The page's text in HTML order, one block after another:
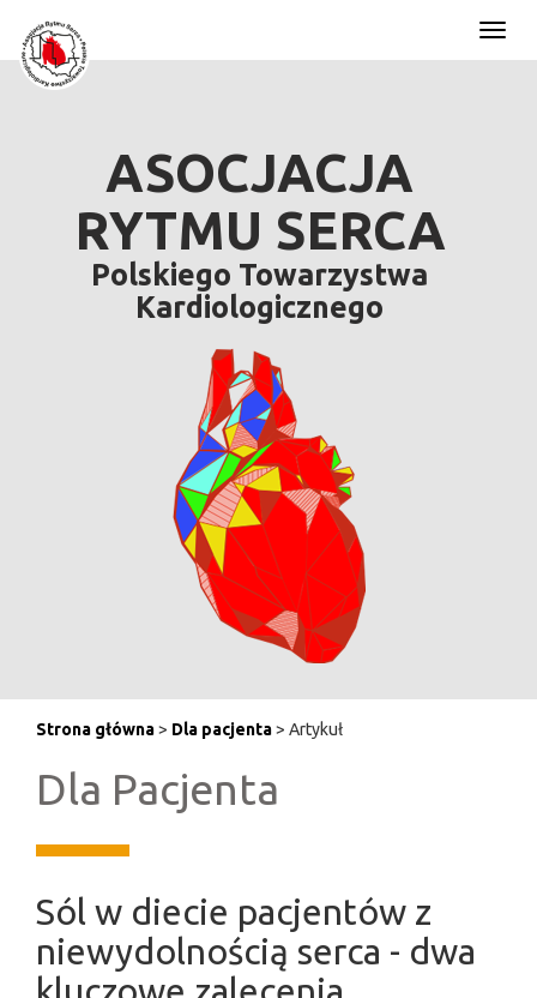
ASOCJACJA
RYTMU SERCA
Polskiego Towarzystwa
Kardiologicznego
Strona główna> Dla pacjenta> Artykuł
Dla Pacjenta
Sól w diecie pacjentów z
niewydolnością serca - dwa